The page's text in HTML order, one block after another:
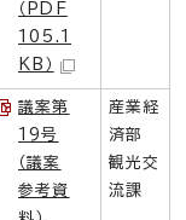
（PDF
105.1
KB）
議案第
19号
（議案
参考資
産業経
済部
観光交
流課